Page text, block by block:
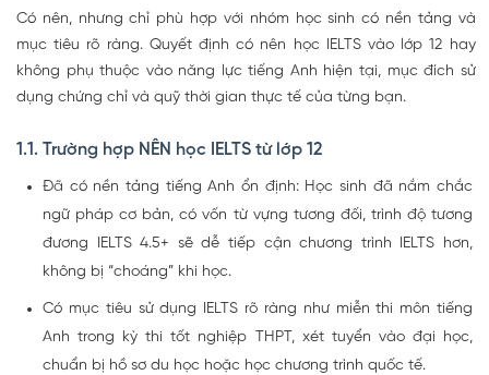
Có nên, nhưng chỉ phù hợp với nhóm học sinh có nền tảng và
mục tiêu rõ ràng. Quyết định có nên học IELTS vào lớp 12 hay
không phụ thuộc vào năng lực tiếng Anh hiện tại, mục đích sử
dụng chứng chỉ và quỹ thời gian thực tế của từng bạn.
1.1. Trường hợp NÊN học IELTS từ lớp 12
Đã có nền tảng tiếng Anh ổn định: Học sinh đã nắm chắc
ngữ pháp cơ bản, có vốn từ vựng tương đối, trình độ tương
đương IELTS 4.5+ sẽ dễ tiếp cận chương trình IELTS hơn,
không bị “choáng” khi học.
Có mục tiêu sử dụng IELTS rõ ràng như miễn thi môn tiếng
Anh trong kỳ thi tốt nghiệp THPT, xét tuyển vào đại học,
chuẩn bị hồ sơ du học hoặc học chương trình quốc tế.